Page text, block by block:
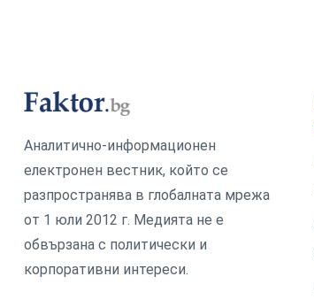
Аналитично-информационен
електронен вестник, който се
разпространява в глобалната мрежа
от 1 юли 2012 г. Медията не е
обвързана с политически и
корпоративни интереси.